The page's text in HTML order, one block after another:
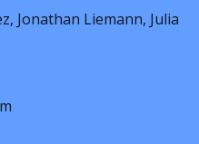
Jonathan Liemann, Julia